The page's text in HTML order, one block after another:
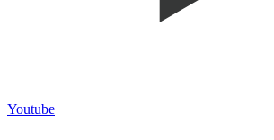
Youtube